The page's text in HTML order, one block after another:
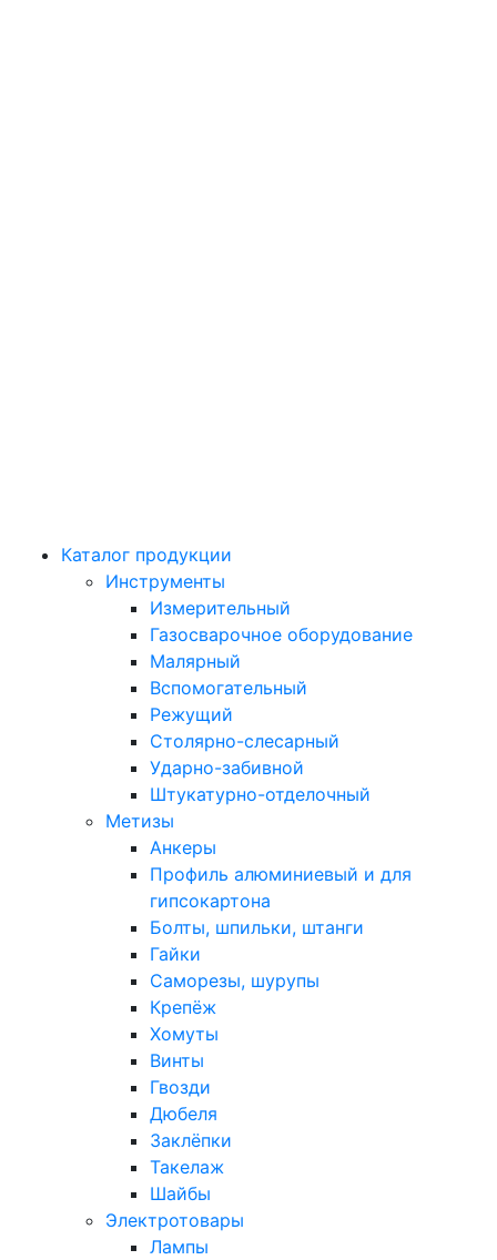
Каталог продукции
Инструменты
Измерительный
Газосварочное оборудование
Малярный
Вспомогательный
Режущий
Столярно-слесарный
Ударно-забивной
Штукатурно-отделочный
Метизы
Анкеры
Профиль алюминиевый и для
гипсокартона
Болты, шпильки, штанги
Гайки
Саморезы, шурупы
Крепёж
Хомуты
Винты
Гвозди
Дюбеля
Заклёпки
Такелаж
Шайбы
Электротовары
Лампы